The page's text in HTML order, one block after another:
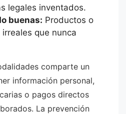
legales inventados.
buenas: Productos o
que nunca
comparte un
información personal,
o pagos directos
La prevención